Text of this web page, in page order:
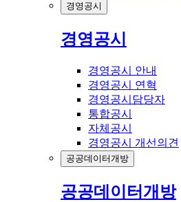
경영공시
경영공시
경영공시 안내
경영공시 연혁
경영공시담당자
통합공시
자체공시
경영공시 개선의견
공공데이터개방
공공데이터개방